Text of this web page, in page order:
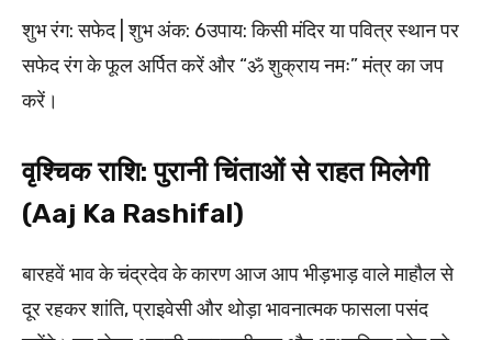
शुभ रंग: सफेद | शुभ अंक: 6उपाय: किसी मंदिर या पवित्र स्थान पर
सफेद रंग के फूल अर्पित करें और “ॐ शुक्राय नमः” मंत्र का जप
करें।
वृश्चिक राशि: पुरानी चिंताओं से राहत मिलेगी
(Aaj Ka Rashifal)
बारहवें भाव के चंद्रदेव के कारण आज आप भीड़भाड़ वाले माहौल से
दूर रहकर शांति, प्राइवेसी और थोड़ा भावनात्मक फासला पसंद